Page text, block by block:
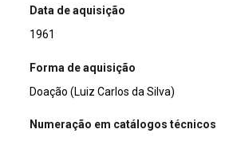
Data de aquisição
1961
Forma de aquisição
Doação (Luiz Carlos da Silva)
Numeração em catálogos técnicos